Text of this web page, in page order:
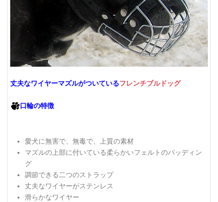
丈夫なワイヤーマズルがついているフレンチブルドッグ
口輪の特徴
愛犬に無害で、無毒で、上質の素材
マズルの上部に付いている柔らかいフェルトのパッディン
グ
調節できる二つのストラップ
丈夫なワイヤーがステンレス
滑らかなワイヤー